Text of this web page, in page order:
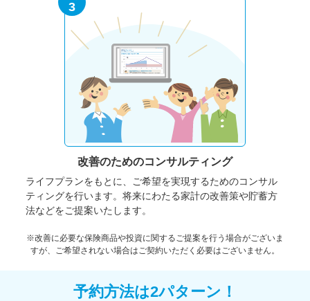
3
改善のためのコンサルティング
ライフプランをもとに、ご希望を実現するためのコンサル
ティングを行います。将来にわたる家計の改善策や貯蓄方
法などをご提案いたします。
※改善に必要な保険商品や投資に関するご提案を行う場合がございま
すが、ご希望されない場合はご契約いただく必要はございません。
予約方法は2パターン！